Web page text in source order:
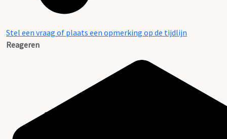
Stel een vraag of plaats een opmerking op de tijdlijn
Reageren